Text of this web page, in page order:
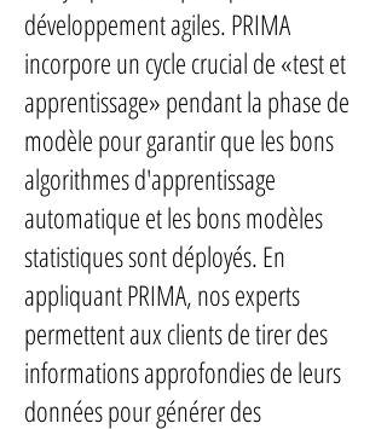
développement agiles. PRIMA
incorpore un cycle crucial de «test et
apprentissage» pendant la phase de
modèle pour garantir que les bons
algorithmes d'apprentissage
automatique et les bons modèles
statistiques sont déployés. En
appliquant PRIMA, nos experts
permettent aux clients de tirer des
informations approfondies de leurs
données pour générer des